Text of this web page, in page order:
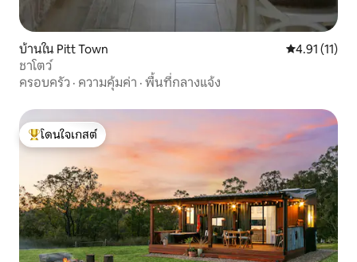
บ้านใน Pitt Town คะแนนเฉลี่ย
4.91 (11)
ชาโตว์
ครอบครัว · ความคุ้มค่า · พื้นที่กลางแจ้ง
โดนใจเกสต์ที่สุด
โดนใจเกสต์